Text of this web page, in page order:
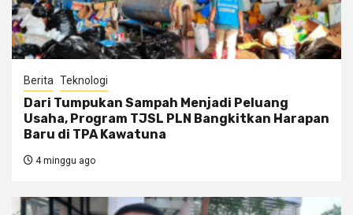
Berita Teknologi
Dari Tumpukan Sampah Menjadi Peluang
Usaha, Program TJSL PLN Bangkitkan Harapan
Baru di TPA Kawatuna
4 minggu ago